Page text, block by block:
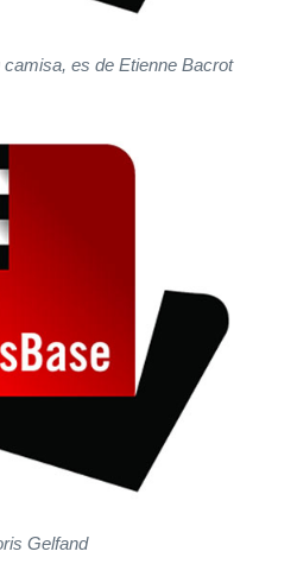
es de Etienne Bacrot
Gelfand